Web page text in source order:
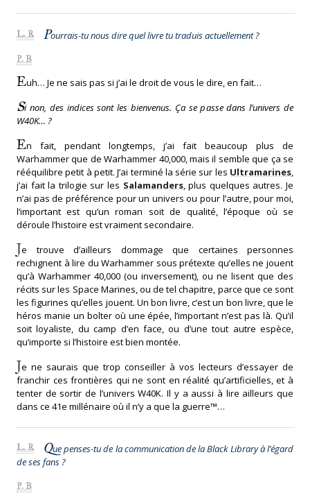
L. R Pourrais-tu nous dire quel livre tu traduis actuellement ?
P. B
Euh… Je ne sais pas si j’ai le droit de vous le dire, en fait…
Si non, des indices sont les bienvenus. Ça se passe dans l’univers de
W40K… ?
En fait, pendant longtemps, j’ai fait beaucoup plus de
Warhammer que de Warhammer 40,000, mais il semble que ça se
rééquilibre petit à petit. J’ai terminé la série sur les Ultramarines,
j’ai fait la trilogie sur les Salamanders, plus quelques autres. Je
n’ai pas de préférence pour un univers ou pour l’autre, pour moi,
l’important est qu’un roman soit de qualité, l’époque où se
déroule l’histoire est vraiment secondaire.
Je trouve d’ailleurs dommage que certaines personnes
rechignent à lire du Warhammer sous prétexte qu’elles ne jouent
qu’à Warhammer 40,000 (ou inversement), ou ne lisent que des
récits sur les Space Marines, ou de tel chapitre, parce que ce sont
les figurines qu’elles jouent. Un bon livre, c’est un bon livre, que le
héros manie un bolter où une épée, l’important n’est pas là. Qu’il
soit loyaliste, du camp d’en face, ou d’une tout autre espèce,
qu’importe si l’histoire est bien montée.
Je ne saurais que trop conseiller à vos lecteurs d’essayer de
franchir ces frontières qui ne sont en réalité qu’artificielles, et à
tenter de sortir de l’univers W40K. Il y a aussi à lire ailleurs que
dans ce 41e millénaire où il n’y a que la guerre™…
L. R Que penses-tu de la communication de la Black Library à l’égard
de ses fans ?
P. B